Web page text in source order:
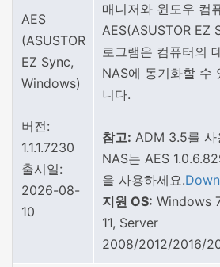
AES
(ASUSTOR
EZ Sync,
Windows)
버전:
1.1.1.7230
출시일:
2026-08-
10
매니저와 윈도우 컴
AES(ASUSTOR EZ
로그램은 컴퓨터의
NAS에 동기화할 수
니다.
참고: ADM 3.5를 사
NAS는 AES
을 사용하세요.
지원 OS: Windows
11, Server
2008/2012/2016/